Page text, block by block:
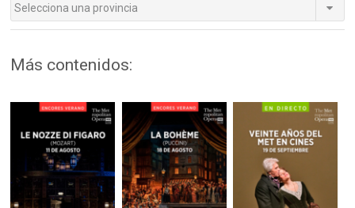
Selecciona una provincia
Más contenidos: